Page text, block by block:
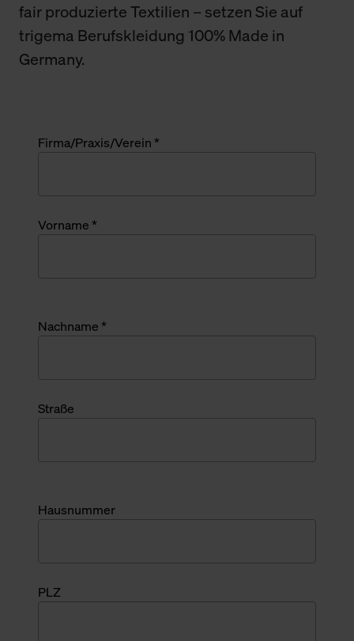
fair produzierte Textilien – setzen Sie auf
trigema Berufskleidung 100% Made in
Germany.
Firma/Praxis/Verein *
Vorname *
Nachname *
Straße
Hausnummer
PLZ